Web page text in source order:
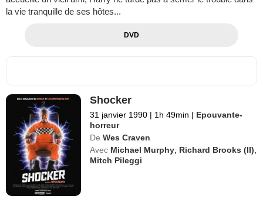
la vie tranquille de ses hôtes...
DVD
Shocker
31 janvier 1990 | 1h 49min | Epouvante-
horreur
De Wes Craven
Avec Michael Murphy Richard Brooks (II)
Mitch Pileggi